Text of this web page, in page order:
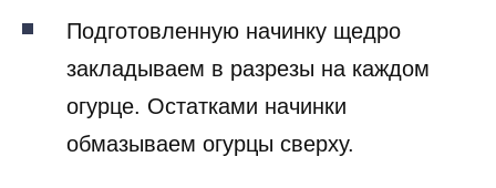
Подготовленную начинку щедро
закладываем в разрезы на каждом
огурце. Остатками начинки
обмазываем огурцы сверху.